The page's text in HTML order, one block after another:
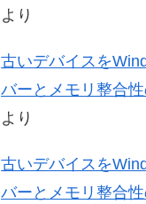
より
古いデバイスを
バーとメモリ整合
より
古いデバイスを
バーとメモリ整合